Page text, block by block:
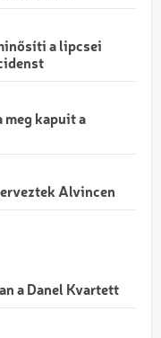
a lipcsei
meg kapuit a
Alvincen
a Danel Kvartett